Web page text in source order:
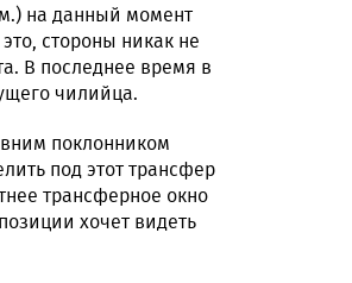
на данный момент
стороны никак не
В последнее время в
чилийца.
поклонником
под этот трансфер
трансферное окно
хочет видеть